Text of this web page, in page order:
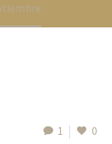
1 0